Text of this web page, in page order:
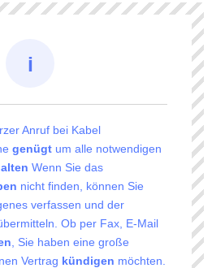
Anruf bei Kabel
genügt um alle notwendigen
Wenn Sie das
nicht finden, können Sie
verfassen und der
Ob per Fax, E-Mail
, Sie haben eine große
Vertrag kündigen möchten.